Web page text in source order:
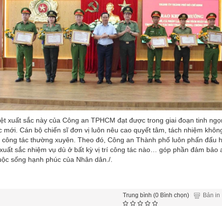
xuất sắc này của Công an TPHCM đạt được trong giai đoạn tinh
mới. Cán bộ chiến sĩ đơn vị luôn nêu cao quyết tâm, tách nhiệm
tác thường xuyên. Theo đó, Công an Thành phố luôn phấn đấu
sắc nhiệm vụ dù ở bất kỳ vị trí công tác nào… góp phần đảm bảo
sống hạnh phúc của Nhân dân./.
Bản in
Trung bình (0 Bình chọn)